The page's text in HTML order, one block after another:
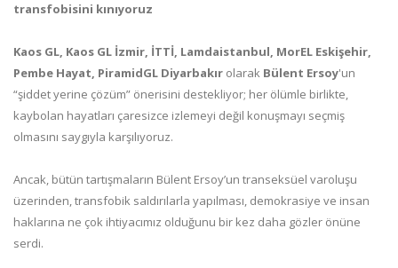
transfobisini kınıyoruz
Kaos GL, Kaos GL İzmir, İTTİ, Lamdaistanbul, MorEL Eskişehir,
Pembe Hayat, PiramidGL Diyarbakır olarak Bülent Ersoy'un
“şiddet yerine çözüm” önerisini destekliyor; her ölümle birlikte,
kaybolan hayatları çaresizce izlemeyi değil konuşmayı seçmiş
olmasını saygıyla karşılıyoruz.
Ancak, bütün tartışmaların Bülent Ersoy’un transeksüel varoluşu
üzerinden, transfobik saldırılarla yapılması, demokrasiye ve insan
haklarına ne çok ihtiyacımız olduğunu bir kez daha gözler önüne
serdi.